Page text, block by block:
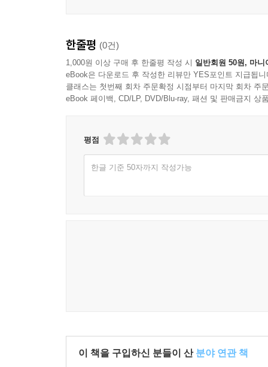
한줄평 (0건)
1,000원 이상 구매 후 한줄평 작성 시 일반회원 50원, 마니
eBook은 다운로드 후 작성한 리뷰만 YES포인트 지급됩니
클래스는 첫번째 회차 주문확정 시점부터 마지막 회차 주
eBook 페이백, CD/LP, DVD/Blu-ray, 패션 및 판매금지 상
평점
한글 기준 50자까지 작성가능
이 책을 구입하신 분들이 산 분야 연관 책